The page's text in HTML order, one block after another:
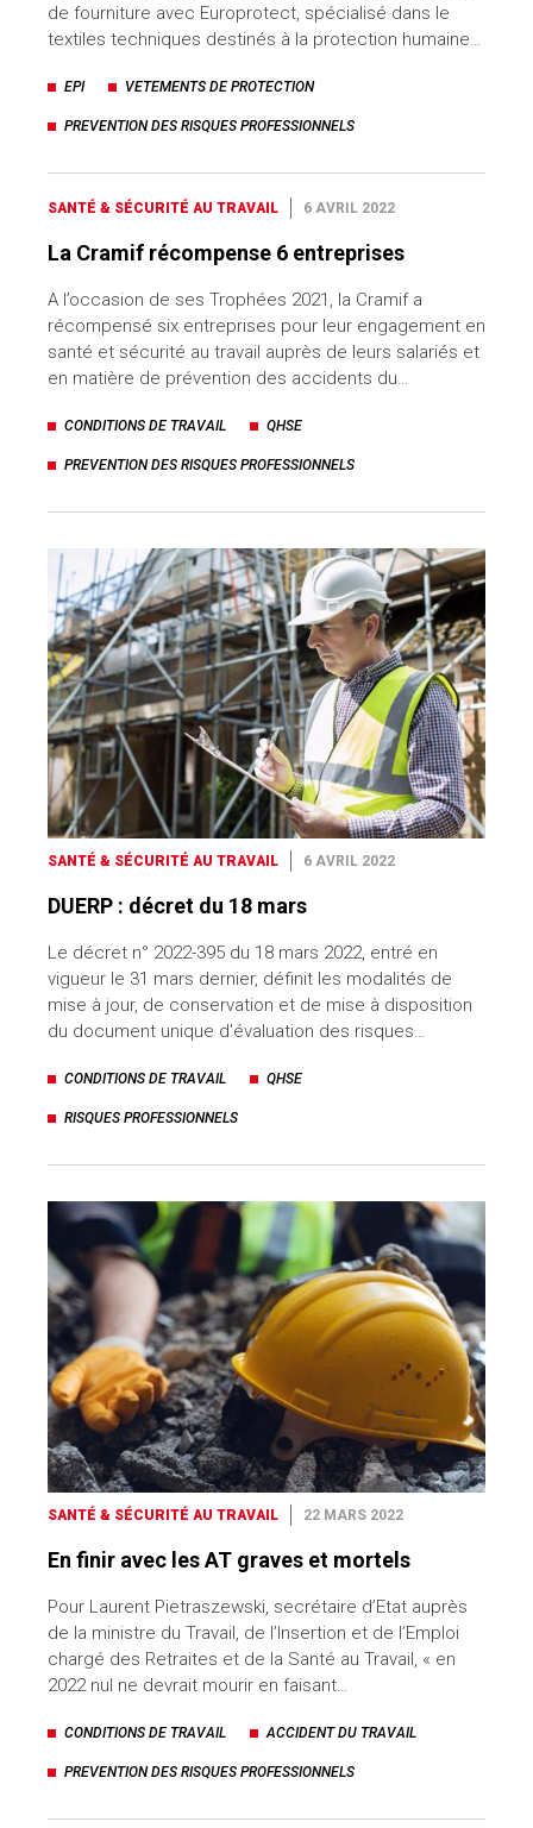
de fourniture avec Europrotect, spécialisé dans le
textiles techniques destinés à la protection humaine…
EPI VETEMENTS DE PROTECTION
PREVENTION DES RISQUES PROFESSIONNELS
SANTÉ & SÉCURITÉ AU TRAVAIL 6 AVRIL 2022
La Cramif récompense 6 entreprises
A l’occasion de ses Trophées 2021, la Cramif a
récompensé six entreprises pour leur engagement en
santé et sécurité au travail auprès de leurs salariés et
en matière de prévention des accidents du…
CONDITIONS DE TRAVAIL QHSE
PREVENTION DES RISQUES PROFESSIONNELS
SANTÉ & SÉCURITÉ AU TRAVAIL 6 AVRIL 2022
DUERP : décret du 18 mars
Le décret n° 2022-395 du 18 mars 2022, entré en
vigueur le 31 mars dernier, définit les modalités de
mise à jour, de conservation et de mise à disposition
du document unique d'évaluation des risques…
CONDITIONS DE TRAVAIL QHSE
RISQUES PROFESSIONNELS
SANTÉ & SÉCURITÉ AU TRAVAIL 22 MARS 2022
En finir avec les AT graves et mortels
Pour Laurent Pietraszewski, secrétaire d’Etat auprès
de la ministre du Travail, de l’Insertion et de l’Emploi
chargé des Retraites et de la Santé au Travail, « en
2022 nul ne devrait mourir en faisant…
CONDITIONS DE TRAVAIL ACCIDENT DU TRAVAIL
PREVENTION DES RISQUES PROFESSIONNELS